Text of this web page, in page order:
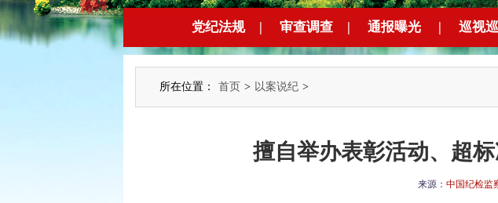
党纪法规 | 审查调查 | 通报曝光 | 巡视
所在位置： 首页 > 以案说纪 >
擅自举办表彰活动、超
来源： 中国纪检监